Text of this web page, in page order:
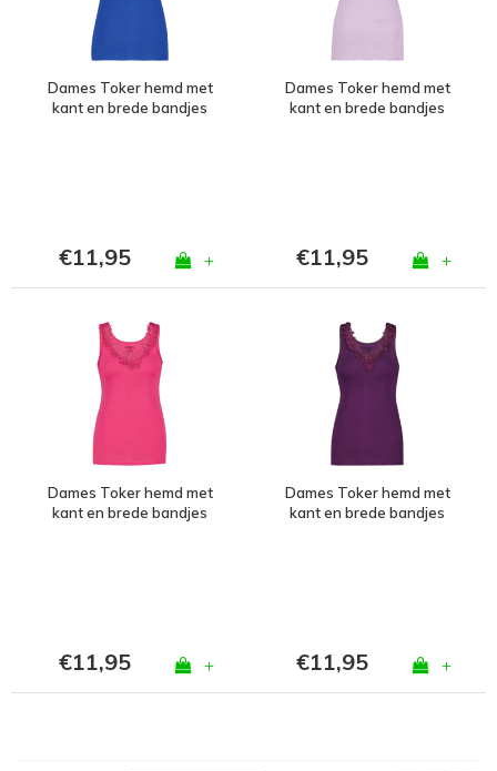
Dames Toker hemd met
kant en brede bandjes
€11,95 +
Dames Toker hemd met
kant en brede bandjes
€11,95 +
Dames Toker hemd met
kant en brede bandjes
€11,95 +
Dames Toker hemd met
kant en brede bandjes
€11,95 +